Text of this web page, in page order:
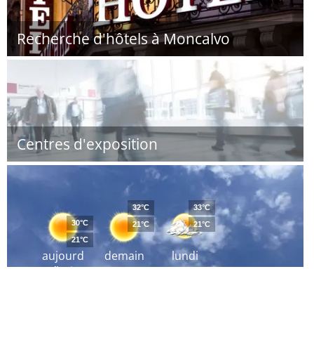
Recherche d'hôtels à Moncalvo
Centres d'exposition
aujourd
´hui
30°C
21°C
demain
32°C
21°C
lundi
33°C
21°C